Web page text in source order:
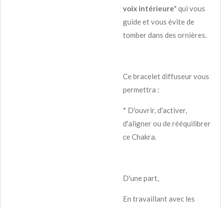
voix intérieure" qui vous
guide et vous évite de
tomber dans des ornières.
Ce bracelet diffuseur vous
permettra :
* D'ouvrir, d'activer,
d'aligner ou de rééquilibrer
ce Chakra.
D'une part,
En travaillant avec les